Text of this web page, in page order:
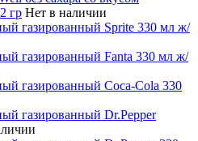
гр Нет в наличии
газированный Sprite 330 мл ж/
газированный Fanta 330 мл ж/
газированный Coca-Cola 330
газированный Dr.Pepper